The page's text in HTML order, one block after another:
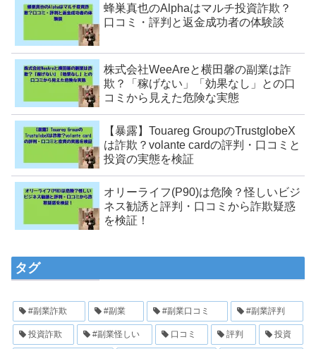
蜂巣真也のAlphaはマルチ投資詐欺？
口コミ・評判と返金成功者の体験談
株式会社WeeAreと横田馨の副業は詐
欺？「稼げない」「効果なし」との口
コミから見えた危険な実態
【暴露】Touareg GroupのTrustglobeX
は詐欺？volante cardの評判・口コミと
投資の実態を検証
オリーライフ(P90)は危険？怪しいビジ
ネス勧誘と評判・口コミから詐欺疑惑
を検証！
タグ
#副業詐欺 #副業 #副業口コミ #副業評判
投資詐欺 #副業怪しい 口コミ 評判 投資